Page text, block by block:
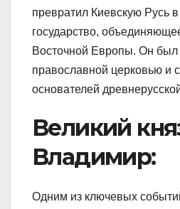
превратил Киевскую Русь
государство,
Восточной Европы. Он был
православной церковью и
основателей
Великий
Владимир:
Одним из ключевых